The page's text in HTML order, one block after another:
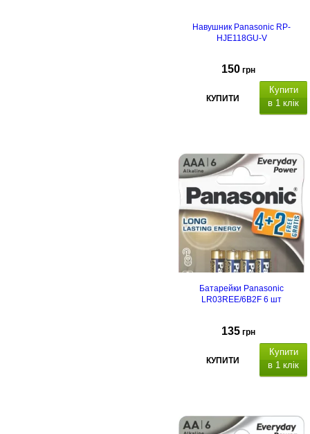
Навушник Panasonic RP-
HJE118GU-V
150 грн
КУПИТИ
Купити
в 1 клік
Батарейки Panasonic
LR03REE/6B2F 6 шт
135 грн
КУПИТИ
Купити
в 1 клік
(лужні).